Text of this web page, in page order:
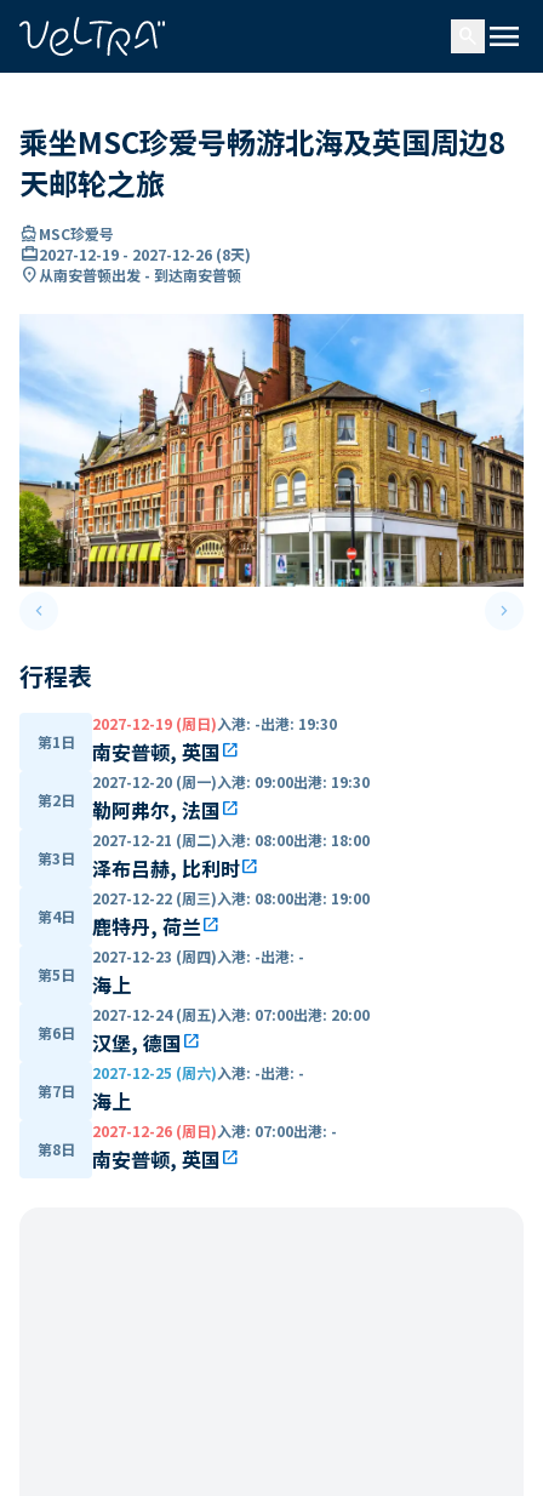
menu
乘坐MSC珍爱号畅游北海及英国周边8
天邮轮之旅
directions_boatMSC珍爱号
card_travel2027-12-19 - 2027-12-26 (8天)
location_on从南安普顿出发 - 到达南安普顿
keyboard_arrow_leftPrevious slide keyboard_arrow_right
行程表
第1日
2027-12-19 (周日)入港: -出港: 19:30
南安普顿, 英国open_in_new
第2日
2027-12-20 (周一)入港: 09:00出港: 19:30
勒阿弗尔, 法国open_in_new
第3日
2027-12-21 (周二)入港: 08:00出港: 18:00
泽布吕赫, 比利时open_in_new
第4日
2027-12-22 (周三)入港: 08:00出港: 19:00
鹿特丹, 荷兰open_in_new
第5日
2027-12-23 (周四)入港: -出港: -
海上
第6日
2027-12-24 (周五)入港: 07:00出港: 20:00
汉堡, 德国open_in_new
第7日
2027-12-25 (周六)入港: -出港: -
海上
第8日
2027-12-26 (周日)入港: 07:00出港: -
南安普顿, 英国open_in_new